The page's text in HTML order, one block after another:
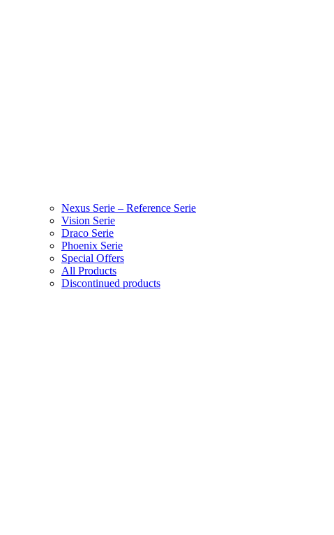
Nexus Serie – Reference Serie
Vision Serie
Draco Serie
Phoenix Serie
Special Offers
All Products
Discontinued products